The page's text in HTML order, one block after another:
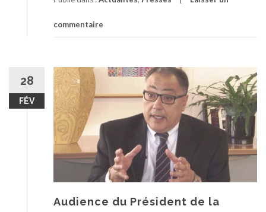
commentaire
28
FÉV
Audience du Président de la